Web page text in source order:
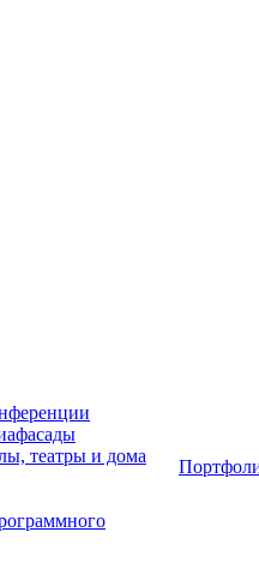
театры и дома